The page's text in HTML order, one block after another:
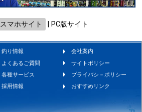
スマホサイト PC版サイト
釣り情報
会社案内
よくあるご質問
サイトポリシー
各種サービス
プライバシ－ポリシー
採用情報 おすすめリンク